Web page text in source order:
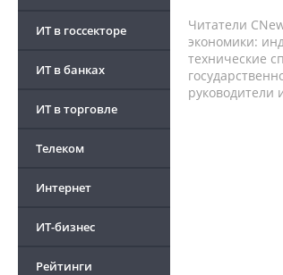
ИТ в госсекторе
ИТ в банках
ИТ в торговле
Телеком
Интернет
ИТ-бизнес
Рейтинги
Читатели
экономики:
технические
руководители